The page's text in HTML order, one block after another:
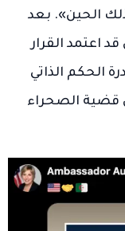
ذلك الحين». بعد
اعتمد القرار
مبادرة الحكم الذاتي
قضية الصحراء